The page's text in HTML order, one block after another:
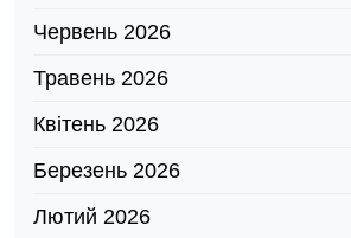
Червень 2026
Травень 2026
Квітень 2026
Березень 2026
Лютий 2026